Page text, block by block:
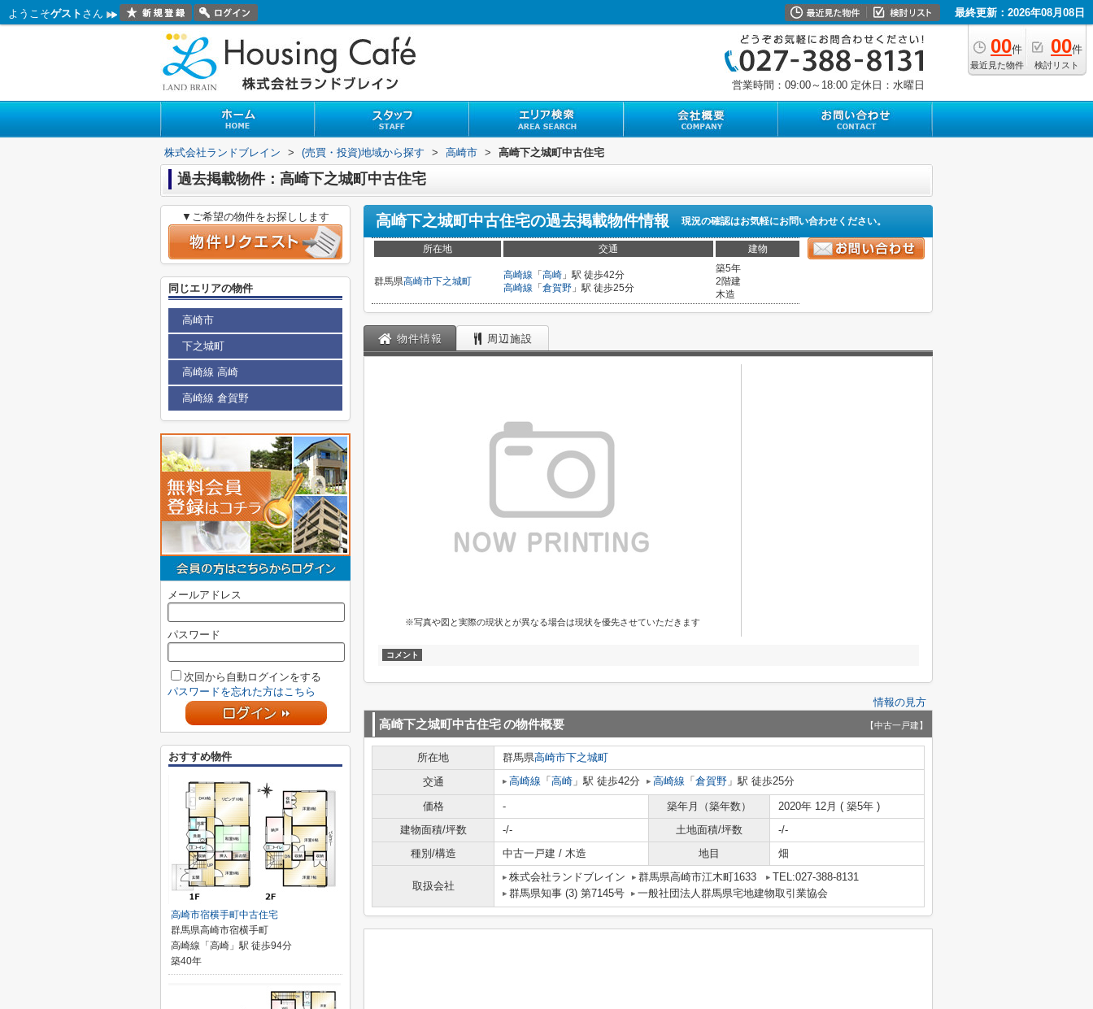
ようこそゲスト さん 最終更新：2026年08月08日
00件
最近見た物件
00件
検討リスト
営業時間：09:00～18:00 定休日：水曜日
株式会社ランドブレイン > (売買・投資)地域から探す > 高崎市 > 高崎下之城町中古住宅
過去掲載物件：高崎下之城町中古住宅
高崎下之城町中古住宅の過去掲載物件情報 現況の確認はお気軽にお問い合わせください。
所在地 交通 建物
群馬県高崎市下之城町
高崎線 「 高崎 」駅 徒歩42分
高崎線 「 倉賀野 」駅 徒歩25分
築5年
2階建
木造
物件情報 周辺施設
※写真や図と実際の現状とが異なる場合は現状を優先させていただきます
コメント
情報の見方
高崎下之城町中古住宅の物件概要 【中古一戸建】
所在地 群馬県高崎市下之城町
交通
高崎線 「 高崎 」駅 徒歩42分 高崎線 「 倉賀野 」駅 徒歩25分
価格 - 築年月（築年数）
2020年 12月 ( 築5年 )
建物面積/坪数
-/- 土地面積/坪数
-/-
種別/構造
中古一戸建 / 木造 地目 畑
取扱会社
株式会社ランドブレイン 群馬県高崎市江木町1633
TEL:027-388-8131
群馬県知事 (3) 第7145号
一般社団法人群馬県宅地建物取引業協会
▼ご希望の物件をお探しします
同じエリアの物件
高崎市
下之城町
高崎線 高崎
高崎線 倉賀野
メールアドレス
パスワード
次回から自動ログインをする
パスワードを忘れた方はこちら
おすすめ物件
高崎市宿横手町中古住宅
群馬県高崎市宿横手町
高崎線「高崎」駅 徒歩94分
築40年